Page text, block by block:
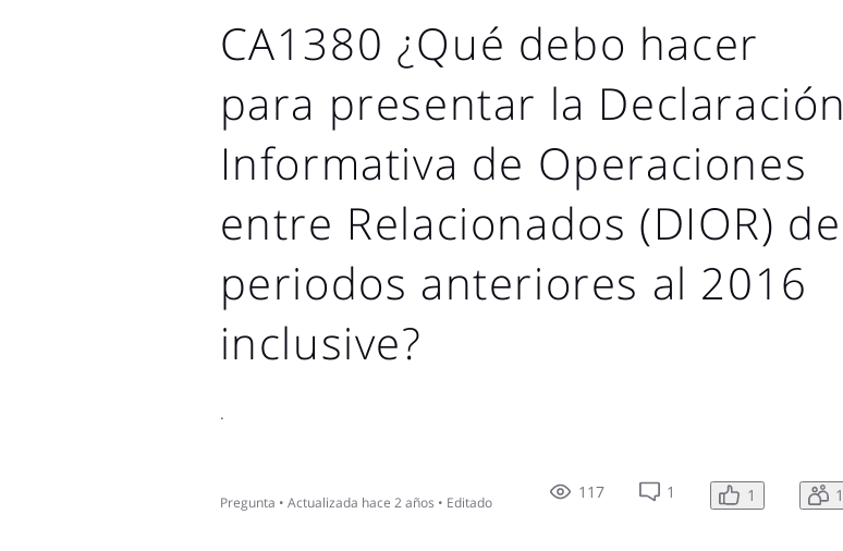
CA1380 ¿Qué debo hacer
para presentar la Declaración
Informativa de Operaciones
entre Relacionados (DIOR) de
periodos anteriores al 2016
inclusive?
.
Pregunta • Actualizada hace 2 años • Editado
117 1 1 1